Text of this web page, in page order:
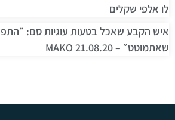
לו אלפי שקלים
איש הקבע שאכל בטעות עוגיות סם:
שאתמוטט״ – 21.08.20 MAKO